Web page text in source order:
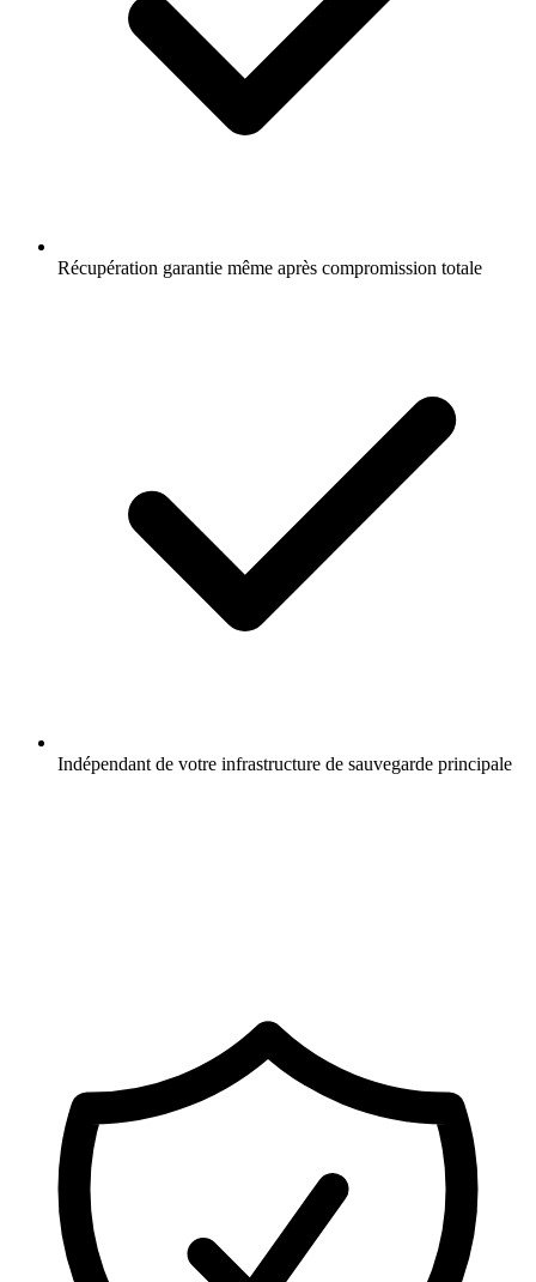
Récupération garantie même après compromission totale
Indépendant de votre infrastructure de sauvegarde principale